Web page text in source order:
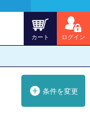
カート ログイン
条件を変更